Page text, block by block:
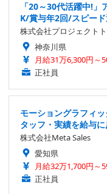
「20～30代活躍中!
K/賞与年2回/スピー
株式会社プロジェクト
神奈川県
月給31万6,300円～
正社員
モーショングラフィ
タッフ・実績を給与
株式会社Meta Sales
愛知県
月給32万1,700円～
正社員